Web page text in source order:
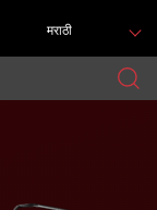
मराठी